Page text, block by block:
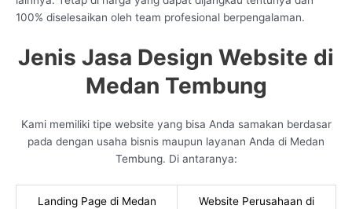
100% diselesaikan oleh team profesional berpengalaman.
Jenis Jasa Design Website di
Medan Tembung
Kami memiliki tipe website yang bisa Anda samakan berdasar
pada dengan usaha bisnis maupun layanan Anda di Medan
Tembung. Di antaranya:
Landing Page di Medan
Website Perusahaan di